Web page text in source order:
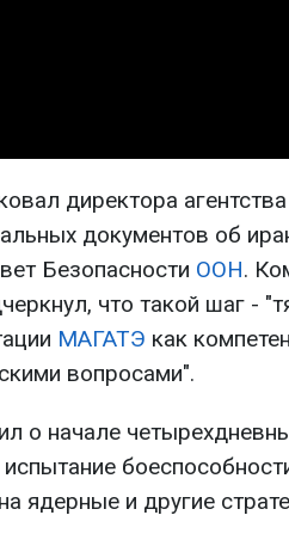
директора
документов об
Безопасности ООН.
что такой шаг -
МАГАТЭ как
вопросами".
о начале
ядерные и другие